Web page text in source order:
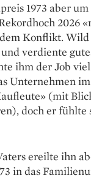
1973 aber
2026
Konflikt.
verdiente
ihm der Job
Unternehmen
(mit
doch er fühlte
ereilte ihn
in das